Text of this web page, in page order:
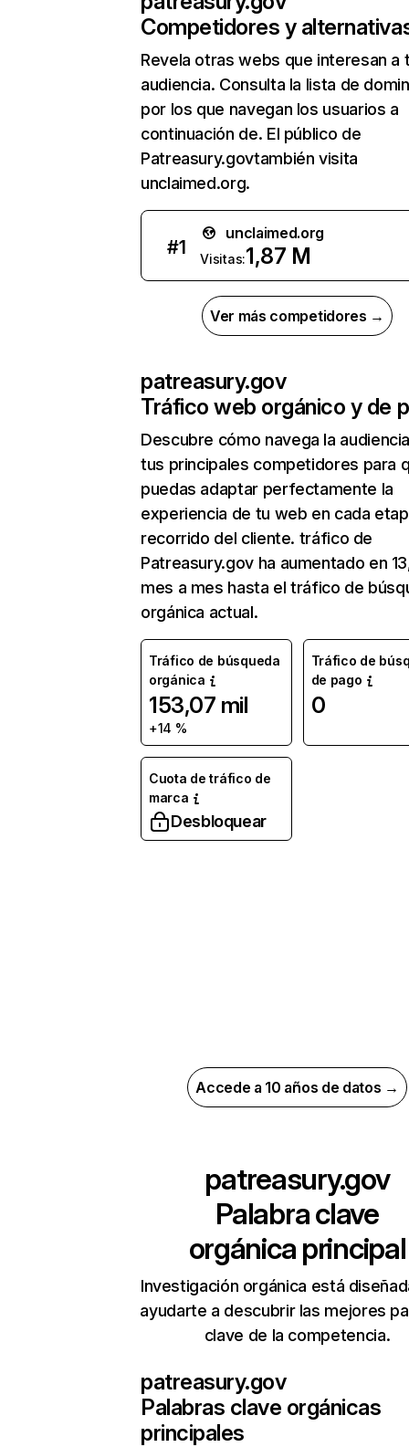
Competidores y
Revela otras webs que interesan a
audiencia. Consulta la lista de
por los que navegan los usuarios a
continuación de. El público de
Patreasury.govtambién visita
unclaimed.org.
#1
unclaimed.org
Visitas:1,87 M
Ver más competidores →
patreasury.gov
Tráfico web orgánico y de
Descubre cómo navega la
tus principales competidores para
puedas adaptar perfectamente la
experiencia de tu web en cada
recorrido del cliente. tráfico de
Patreasury.gov ha aumentado en
mes a mes hasta el tráfico de
orgánica actual.
Tráfico de búsqueda
orgánica
153,07 mil
+14 %
Tráfico de
de pago
0
Cuota de tráfico de
marca
Desbloquear
Accede a 10 años de datos →
patreasury.gov
Palabra clave
orgánica principal
Investigación orgánica está
ayudarte a descubrir las mejores
clave de la competencia.
patreasury.gov
Palabras clave orgánicas
principales